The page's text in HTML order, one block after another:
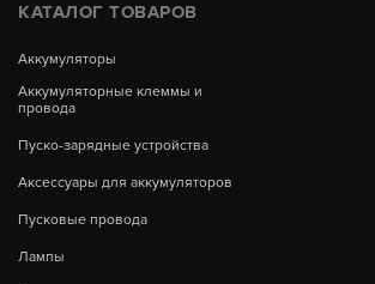
КАТАЛОГ ТОВАРОВ
Аккумуляторы
Аккумуляторные клеммы и
провода
Пуско-зарядные устройства
Аксессуары для аккумуляторов
Пусковые провода
Лампы